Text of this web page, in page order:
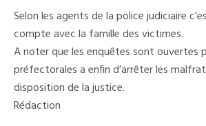
Selon les agents de la police judiciaire
compte avec la famille des victimes.
A noter que les enquêtes sont ouvertes
préfectorales a enfin d’arrêter les
disposition de la justice.
Rédaction